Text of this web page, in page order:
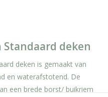
Standaard deken
deken is gemaakt van
en waterafstotend. De
een brede borst/ buikriem